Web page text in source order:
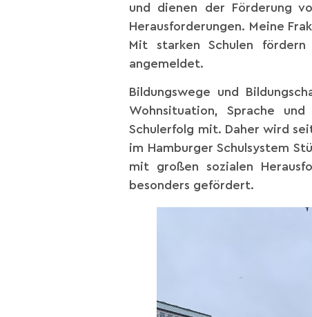
und dienen der Förderung
Herausforderungen. Meine
Mit starken Schulen
angemeldet.
Bildungswege und
Wohnsituation, Sprache
Schulerfolg mit. Daher wird
im Hamburger Schulsystem
mit großen sozialen
besonders gefördert.